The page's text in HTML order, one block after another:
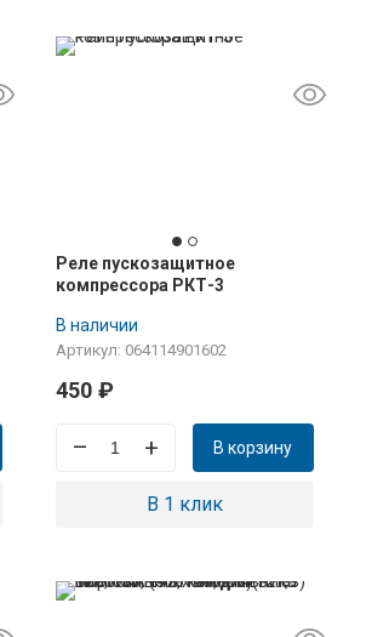
Реле пускозащитное
компрессора РКТ-3
В наличии
Артикул: 064114901602
450 ₽
– + В корзину
В 1 клик